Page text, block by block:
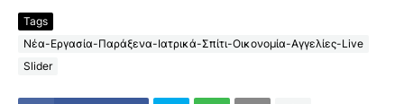
Tags
Νέα-Εργασία-Παράξενα-Ιατρικά-Σπίτι-Οικονομία-Αγγελίες-Live
Slider